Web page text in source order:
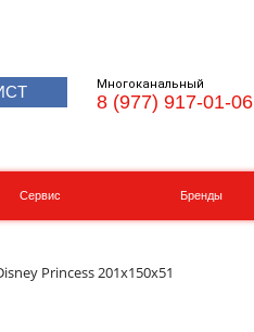
Многоканальный
8 (977) 917-01-06
Сервис Бренды
Princess 201х150х51